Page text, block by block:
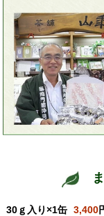
30ｇ入り×1缶 3,400